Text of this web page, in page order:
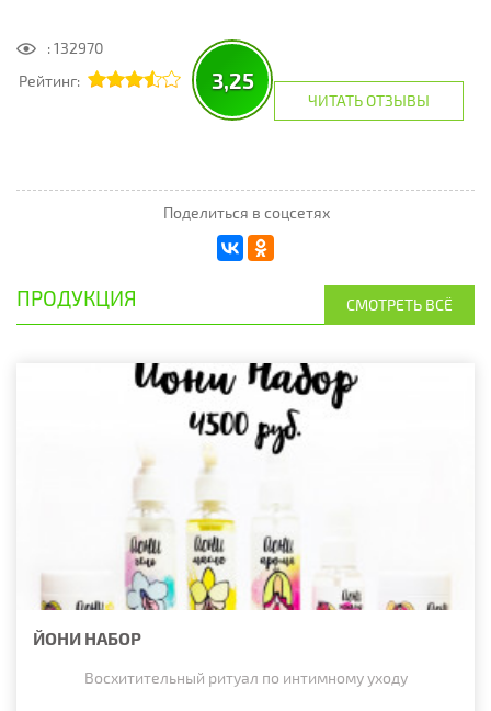
: 132970
Рейтинг:
3,25
ЧИТАТЬ ОТЗЫВЫ
Поделиться в соцсетях
ПРОДУКЦИЯ СМОТРЕТЬ ВСЁ
ЙОНИ НАБОР
Восхитительный ритуал по интимному уходу